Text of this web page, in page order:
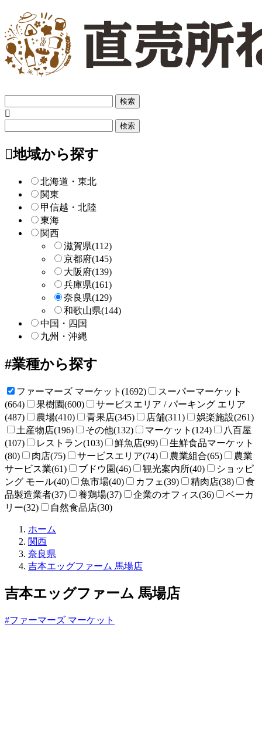
リ
索
ー
検地域から探す
北海道・東北
関東
甲信越・北陸
東海
関西
滋賀県(112)
京都府(145)
大阪府(139)
兵庫県(161)
奈良県(129)
和歌山県(144)
中国・四国
九州・沖縄
業種から探す
ファーマーズ マーケット(1692)
スーパーマーケット
(664)
果樹園(600)
サービスエリア / パーキング エリア
(487)
農場(410) 青果店(345) 店舗(311)
娯楽施設(261)
土産物店(196)
その他(132) マーケット(124)
八百屋
(107)
レストラン(103) 鮮魚店(99)
生鮮食品マーケット
(80)
肉店(75) サービスエリア(74) 農業組合(65)
農業
サービス業(61)
ブドウ園(46) 観光案内所(40)
ショッピ
ング モール(40)
魚市場(40) カフェ(39) 精肉店(38)
食
品製造業者(37)
養鶏場(37) 企業のオフィス(36)
ベーカ
リー(32)
自然食品店(30)
ホーム
ね
と
関西
奈良県
吉本エッグファーム 馬場店
吉本エッグファーム 馬場店
#ファーマーズ マーケット